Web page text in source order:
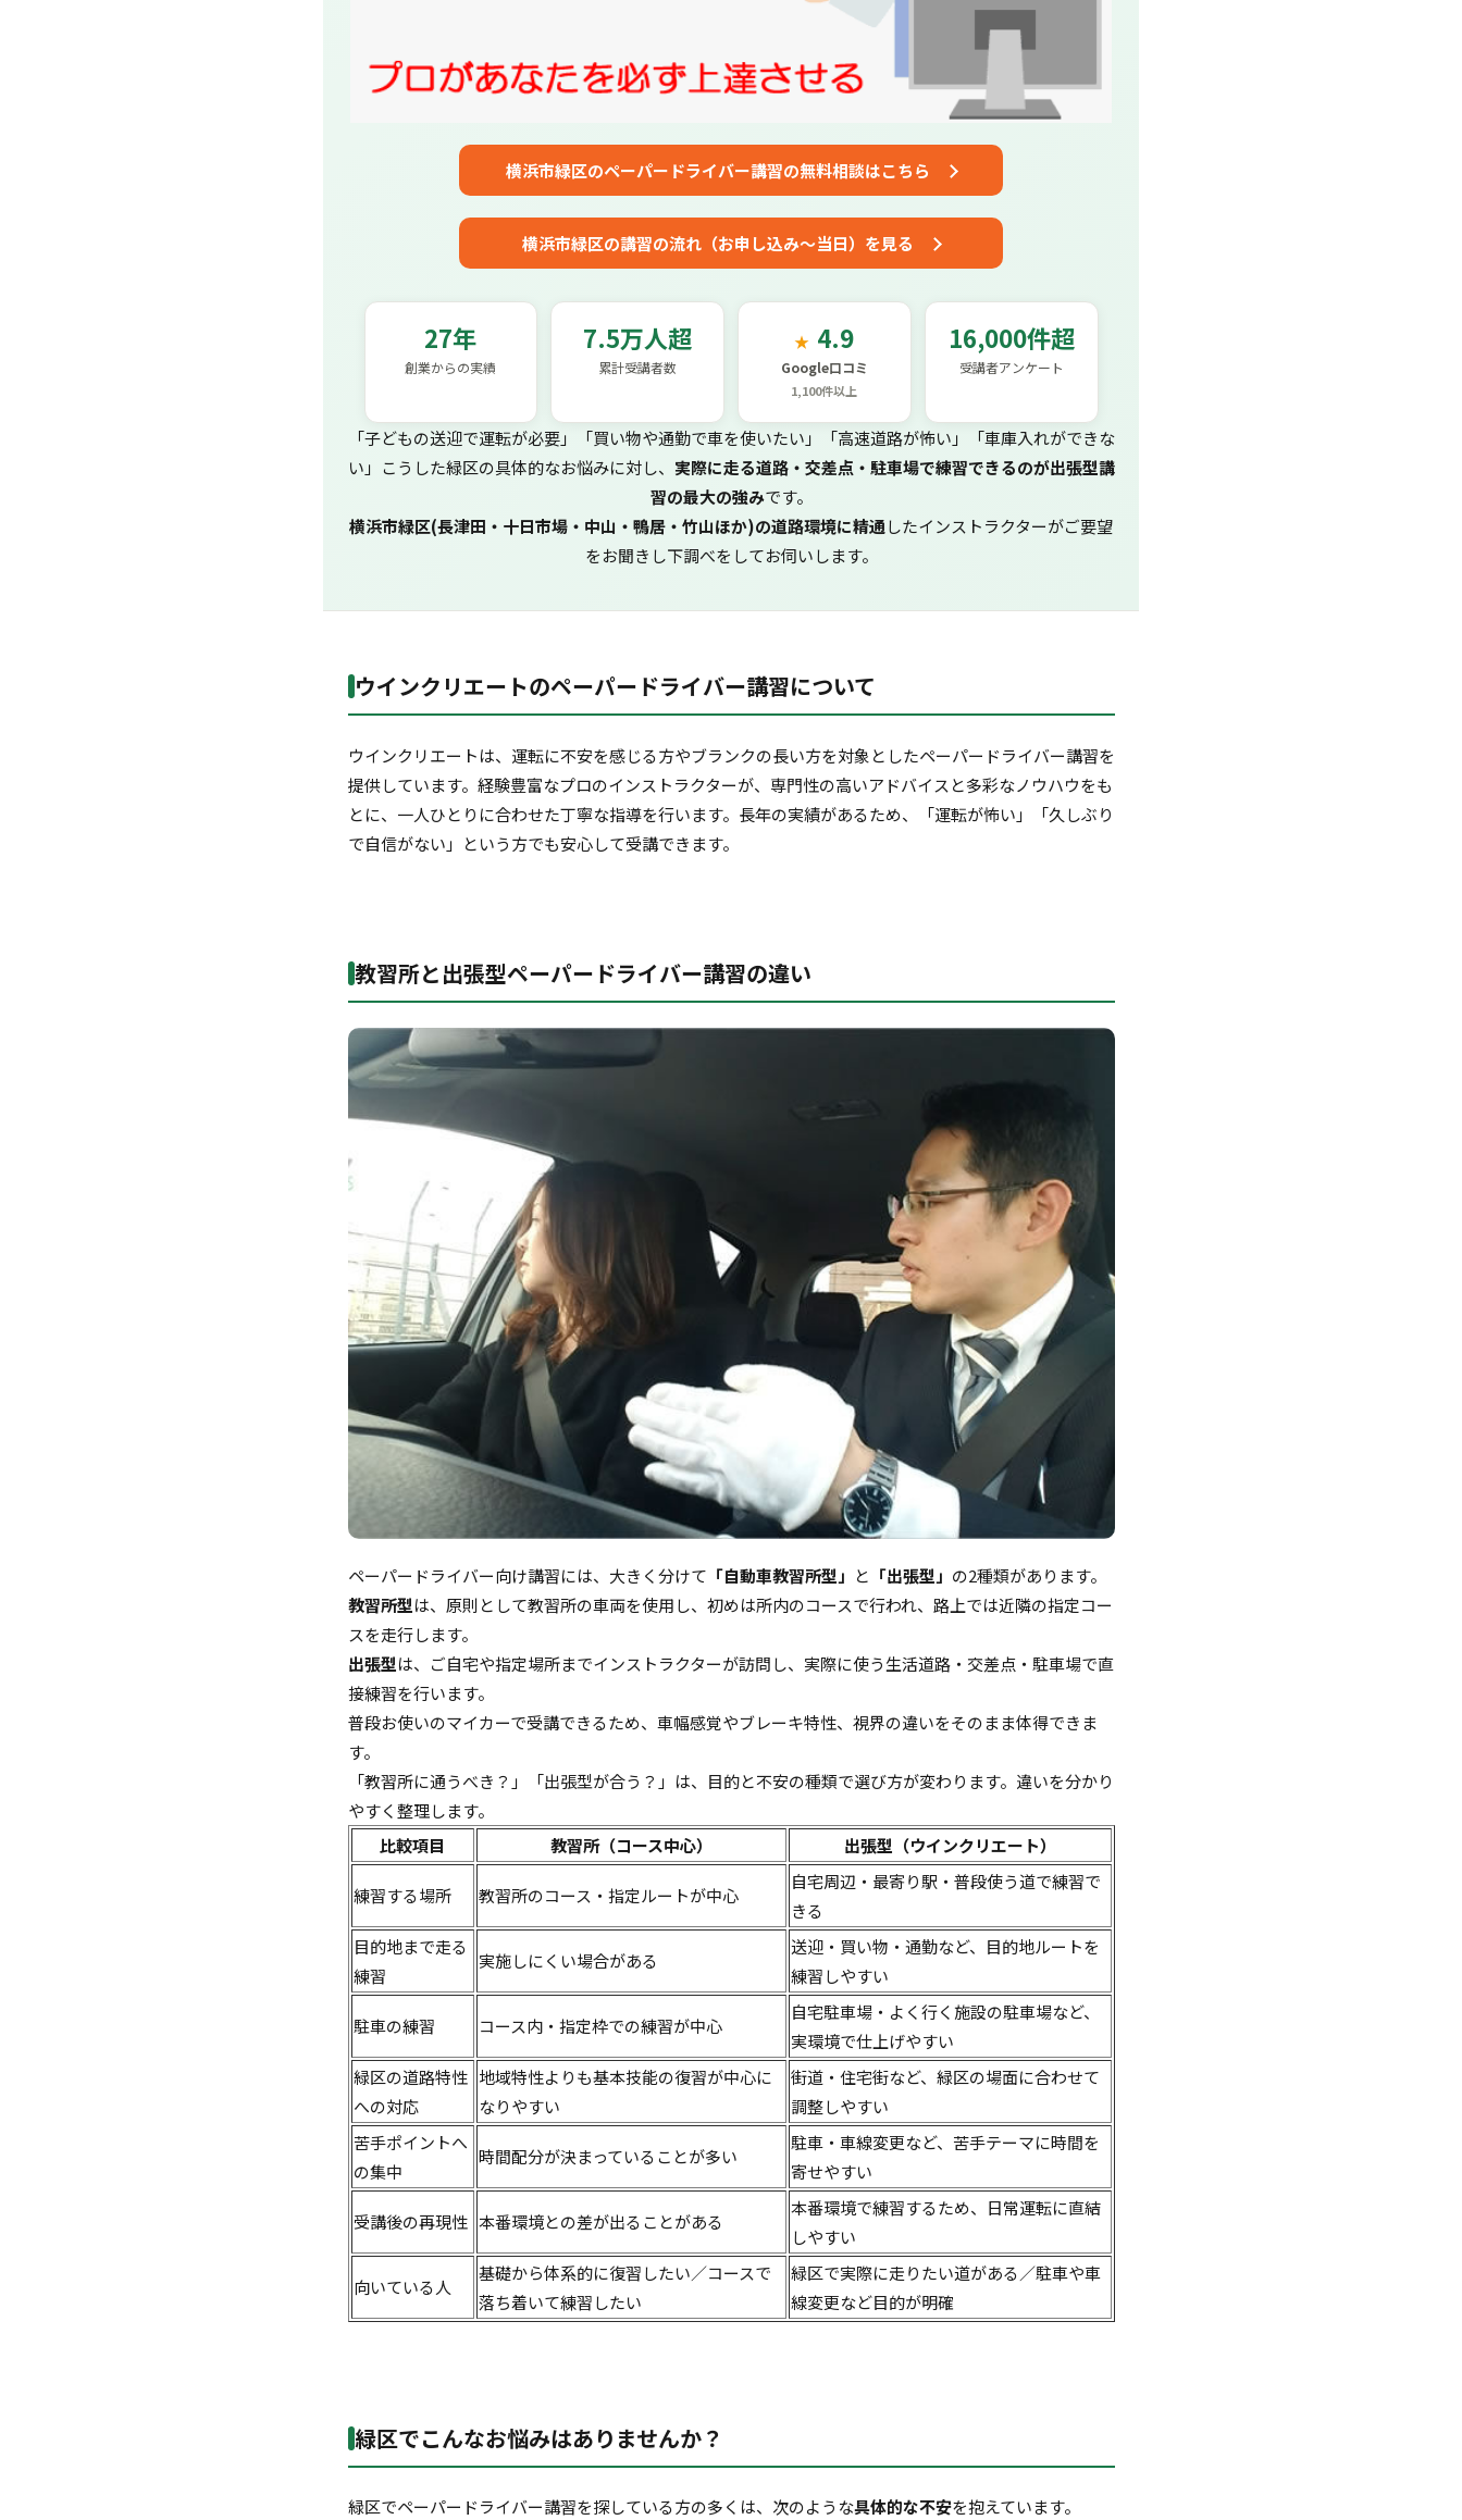
横浜市緑区のペーパードライバー講習の無料相談はこちら
横浜市緑区の講習の流れ （お申し込み～当日）を見る
27年
創業からの実績
7.5万人超
累計受講者数
★ 4.9
Google口コミ
1,100件以上
16,000件超
受講者アンケート
「子どもの送迎で運転が必要」「買い物や通勤で車を使いたい」「高速道路が怖い」「車庫入れができな
い」こうした緑区の具体的なお悩みに対し、 実際に走る道路・交差点・駐車場で練習できるのが出張型講
習の最大の強みです。
横浜市緑区(長津田・十日市場・中山・鴨居・竹山ほか)の道路環境に精通したインストラクターがご要望
をお聞きし下調べをしてお伺いします。
ウインクリエートのペーパードライバー講習について
ウインクリエートは、運転に不安を感じる方やブランクの長い方を対象としたペーパードライバー講習を
提供しています。経験豊富なプロのインストラクターが、専門性の高いアドバイスと多彩なノウハウをも
とに、一人ひとりに合わせた丁寧な指導を行います。長年の実績があるため、「運転が怖い」「久しぶり
で自信がない」という方でも安心して受講できます。
教習所と出張型ペーパードライバー講習の違い
ペーパードライバー向け講習には、大きく分けて 「自動車教習所型」 と 「出張型」 の2種類があります。
教習所型は、原則として教習所の車両を使用し、初めは所内のコースで行われ、路上では近隣の指定コー
スを走行します。
出張型は、ご自宅や指定場所までインストラクターが訪問し、実際に使う生活道路・交差点・駐車場で直
接練習を行います。
普段お使いのマイカーで受講できるため、車幅感覚やブレーキ特性、視界の違いをそのまま体得できま
す。
「教習所に通うべき？」「出張型が合う？」は、目的と不安の種類で選び方が変わります。違いを分かり
やすく整理します。
比較項目
教習所（コース中心） 出張型（ウインクリエート）
練習する場所 教習所のコース・指定ルートが中心
自宅周辺・最寄り駅・普段使う道で練習で
きる
目的地まで走る
練習
実施しにくい場合がある
送迎・買い物・通勤など、目的地ルートを
練習しやすい
駐車の練習 コース内・指定枠での練習が中心
自宅駐車場・よく行く施設の駐車場など、
実環境で仕上げやすい
緑区の道路特性
への対応
地域特性よりも基本技能の復習が中心に
なりやすい
街道・住宅街など、緑区の場面に合わせて
調整しやすい
苦手ポイントへ
の集中
時間配分が決まっていることが多い
駐車・車線変更など、苦手テーマに時間を
寄せやすい
受講後の再現性 本番環境との差が出ることがある
本番環境で練習するため、日常運転に直結
しやすい
向いている人
基礎から体系的に復習したい／コースで
落ち着いて練習したい
緑区で実際に走りたい道がある／駐車や車
線変更など目的が明確
緑区でこんなお悩みはありませんか？
緑区でペーパードライバー講習を探している方の多くは、次のような具体的な不安を抱えています。